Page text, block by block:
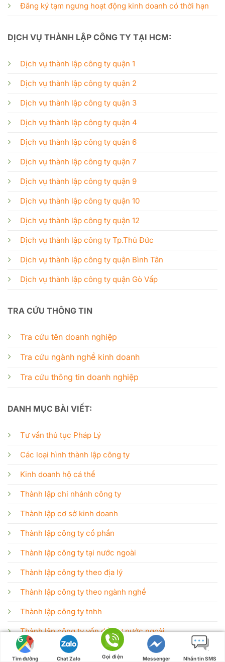
Đăng ký tạm ngưng hoạt động kinh doanh có thời hạn
DỊCH VỤ THÀNH LẬP CÔNG TY TẠI HCM:
Dịch vụ thành lập công ty quận 1
Dịch vụ thành lập công ty quận 2
Dịch vụ thành lập công ty quận 3
Dịch vụ thành lập công ty quận 4
Dịch vụ thành lập công ty quận 6
Dịch vụ thành lập công ty quận 7
Dịch vụ thành lập công ty quận 9
Dịch vụ thành lập công ty quận 10
Dịch vụ thành lập công ty quận 12
Dịch vụ thành lập công ty Tp.Thủ Đức
Dịch vụ thành lập công ty quận Bình Tân
Dịch vụ thành lập công ty quận Gò Vấp
TRA CỨU THÔNG TIN
Tra cứu tên doanh nghiệp
Tra cứu ngành nghề kinh doanh
Tra cứu thông tin doanh nghiệp
DANH MỤC BÀI VIẾT:
Tư vấn thủ tục Pháp Lý
Các loại hình thành lập công ty
Kinh doanh hộ cá thể
Thành lập chi nhánh công ty
Thành lập cơ sở kinh doanh
Thành lập công ty cổ phần
Thành lập công ty tại nước ngoài
Thành lập công ty theo địa lý
Thành lập công ty theo ngành nghề
Thành lập công ty tnhh
Thành lập công ty vốn đầu tư nước ngoài
Thành lập văn phòng đại diện
Tìm đường Chat Zalo Gọi điện Messenger Nhắn tin SMS